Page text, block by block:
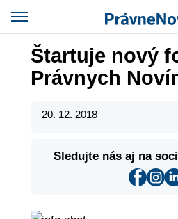
Štartuje nový
Právnych
20. 12. 2018
Sledujte nás aj na